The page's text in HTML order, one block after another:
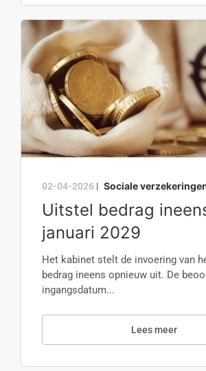
02-04-2026 | Sociale
Uitstel bedrag
januari 2029
Het kabinet stelt de invoering van
bedrag ineens opnieuw uit. De
ingangsdatum...
Lees meer